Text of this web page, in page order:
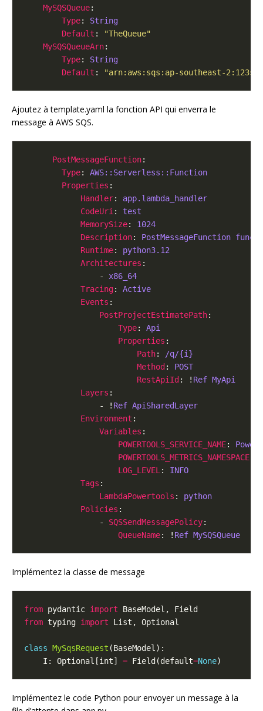
MySQSQueue
Type: String
Default :
"TheQueue"
MySQSQueueArn
Type: String
Default : "arn:aws:sqs:ap-southeast-
Ajoutez à template.yaml la fonction API qui enverra le
message à AWS SQS.
PostMessageFunction
Type: AWS::Serverless::Function
Properties
Handler: app.lambda_handler
CodeUri : test
MemorySize: 1024
Description: PostMessageFunction
Runtime: python3.12
Architectures
                -
x86_64
Tracing: Active
Events
PostProjectEstimatePath
Type: Api
Properties
Path:
/q/{i}
Method : POST
RestApiId : ! Ref MyApi
Layers
                - !
Ref ApiSharedLayer
Environment
Variables
POWERTOOLS_SERVICE_NAME:
POWERTOOLS_METRICS_NAMESPACE
LOG_LEVEL : INFO
Tags
LambdaPowertools : python
Policies
                -
SQSSendMessagePolicy
QueueName: ! Ref MySQSQueue
Implémentez la classe de message
from pydantic import
from typing import
class MySqsRequest
    I: Optional[int]
= Field(default=None
Implémentez le code Python pour envoyer un message à la